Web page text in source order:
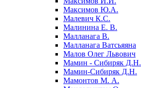
Максимов Ю.А.
Малевич К.С.
Малинина Е. В.
Малланага В.
Малланага Ватсьяяна
Малов Олег Львович
Мамин - Сибиряк Д.Н.
Мамин-Сибиряк Д.Н.
Мамонтов М. А.